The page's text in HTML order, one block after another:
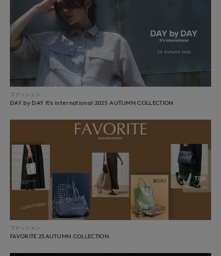
ファッション
DAY by DAY It’s international 2025 AUTUMN COLLECTION
ファッション
FAVORITE 25AUTUMN COLLECTION